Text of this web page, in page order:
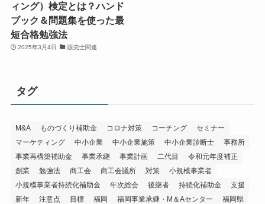
ィング）検定とは？ハンド
ブック＆問題集を使った最
短合格勉強法
2025年3月4日 販売士関連
タグ
M&A ものづくり補助金 コロナ対策 コーチング
セミナー
マーケティング
中小企業 中小企業施策 中小企業診断士
事務所
事業再構築補助金
事業承継 事業計画 二代目
令和元年度補正
創業
勉強法 商工会 商工会議所 対策
小規模事業者
小規模事業者持続化補助金
年次総会 後継者 持続化補助金
支援
新年
注意点 目標 福岡 福岡事業承継・M＆Aセンター
福岡県